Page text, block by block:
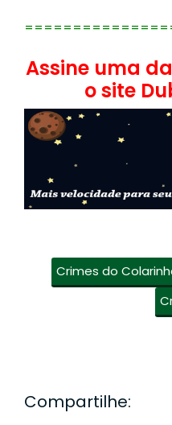
Assine uma
o site
Crimes do
Compartilhe: